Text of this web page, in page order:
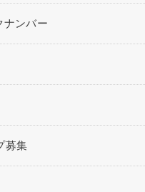
ナンバー
募集